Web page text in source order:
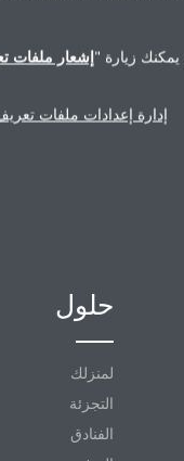
اتصل بنا
حلول
لمنزلك
التجزئة
الفنادق
يمكنك زيارة "إشعار ملفات
إدارة إعدادات ملفات